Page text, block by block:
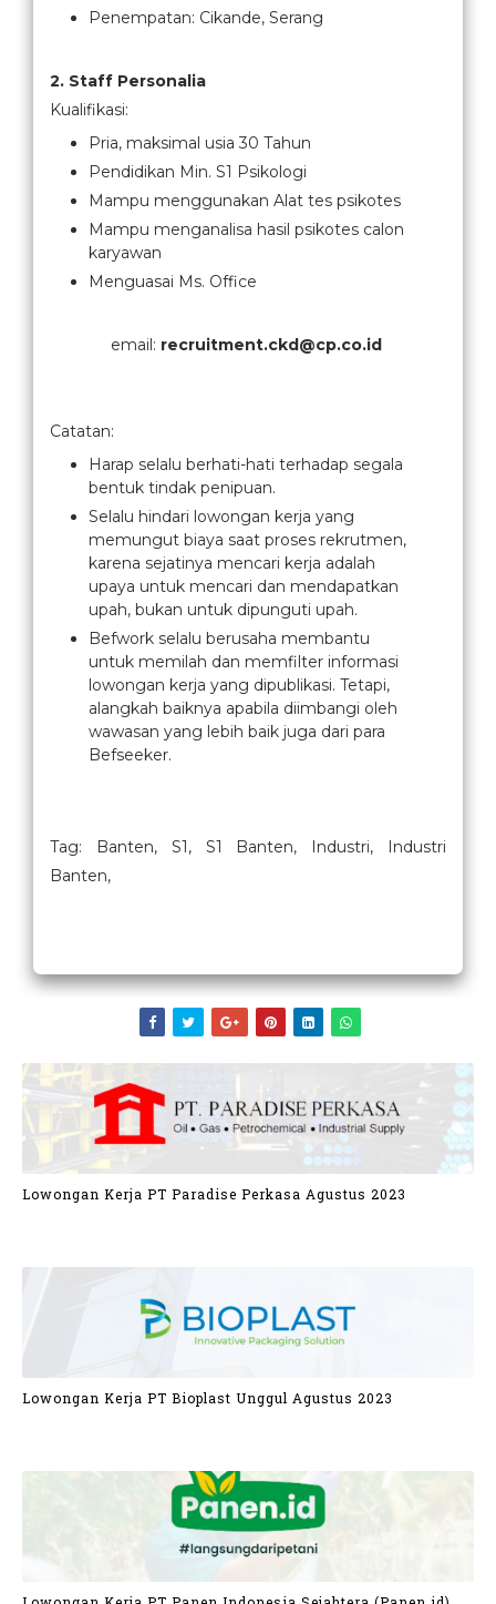
Penempatan: Cikande, Serang
2. Staff Personalia
Kualifikasi:
Pria, maksimal usia 30 Tahun
Pendidikan Min. S1 Psikologi
Mampu menggunakan Alat tes psikotes
Mampu menganalisa hasil psikotes calon
karyawan
Menguasai Ms. Office
email: recruitment.ckd@cp.co.id
Catatan:
Harap selalu berhati-hati terhadap segala
bentuk tindak penipuan.
Selalu hindari lowongan kerja yang
memungut biaya saat proses rekrutmen,
karena sejatinya mencari kerja adalah
upaya untuk mencari dan mendapatkan
upah, bukan untuk dipunguti upah.
Befwork selalu berusaha membantu
untuk memilah dan memfilter informasi
lowongan kerja yang dipublikasi. Tetapi,
alangkah baiknya apabila diimbangi oleh
wawasan yang lebih baik juga dari para
Befseeker.
Tag: Banten, S1, S1 Banten, Industri, Industri
Banten,
Lowongan Kerja PT Paradise Perkasa Agustus 2023
Lowongan Kerja PT Bioplast Unggul Agustus 2023